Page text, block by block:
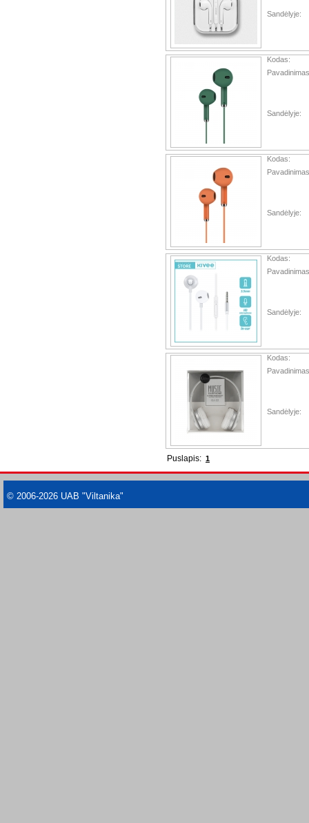
Sandėlyje:
Kodas:
Sandėlyje:
Kodas:
Sandėlyje:
Kodas:
Sandėlyje:
Kodas:
Sandėlyje:
Puslapis: 1
© 2006-2026 UAB "Viltanika"